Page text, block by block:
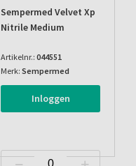
Sempermed Velvet Xp
Nitrile Medium
Artikelnr.: 044551
Merk: Sempermed
Inloggen